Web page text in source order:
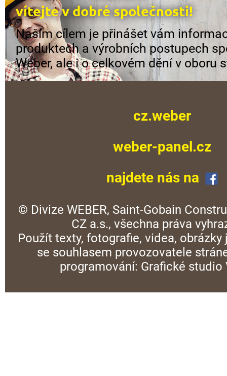
vítejte v dobré společnosti!
Naším cílem je přinášet vám
produktech a výrobních postupech
Weber, ale i o celkovém dění v oboru
cz.weber
weber-panel.cz
najdete nás na
© Divize WEBER, Saint-Gobain
CZ a.s., všechna práva
Použít texty, fotografie, videa, obrázky
se souhlasem provozovatele
programování: Grafické studio